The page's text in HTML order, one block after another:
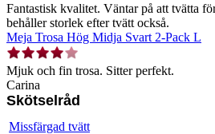
Fantastisk kvalitet. Väntar på att tvätta
behåller storlek efter tvätt också.
Meja Trosa Hög Midja Svart 2-Pack L
Mjuk och fin trosa. Sitter perfekt.
Carina
Skötselråd
Missfärgad tvätt